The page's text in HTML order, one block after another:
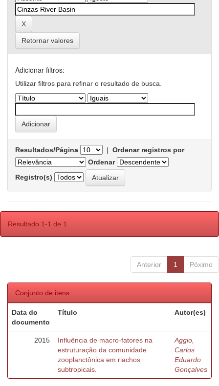
Retornar valores
Adicionar filtros:
Utilizar filtros para refinar o resultado de busca.
Resultados/Página | Ordenar registros por
Ordenar
Registro(s)
Resultado 1-1 de 1.
Anterior 1 Póximo
Conjunto de itens:
Data do
documento
Título Autor(es)
2015
Influência de macro-fatores na
estruturação da comunidade
zooplanctônica em riachos
subtropicais.
Aggio,
Carlos
Eduardo
Gonçalves